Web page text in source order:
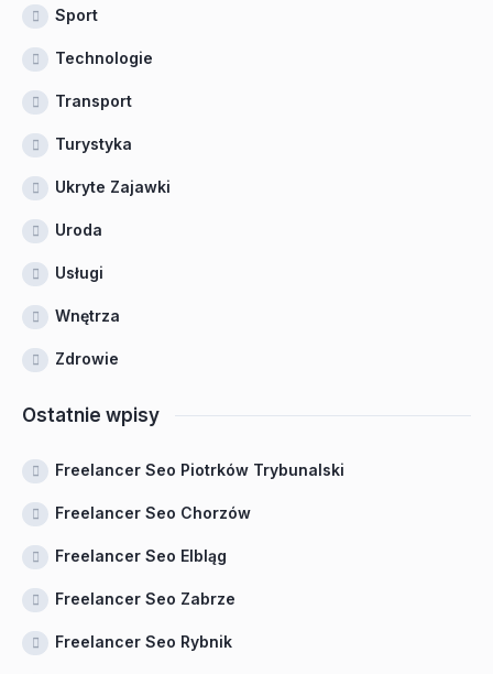
Sport
Technologie
Transport
Turystyka
Ukryte Zajawki
Uroda
Usługi
Wnętrza
Zdrowie
Ostatnie wpisy
Freelancer Seo Piotrków Trybunalski
Freelancer Seo Chorzów
Freelancer Seo Elbląg
Freelancer Seo Zabrze
Freelancer Seo Rybnik